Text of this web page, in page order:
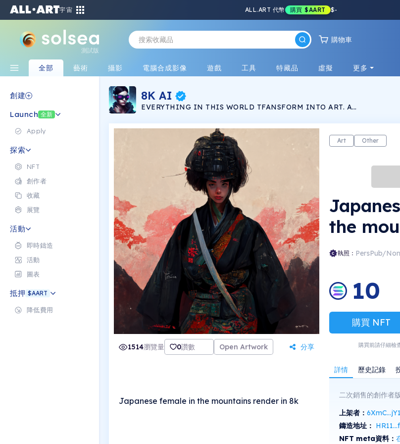
宇宙 ALL.ART 代幣 購買 $AART $-
測試版
購物車
全部 藝術 攝影 電腦合成影像 遊戲 工具 特藏品 虛擬 更多
創建
Launch 全新
Apply
探索
NFT
創作者
收藏
展覽
活動
即時鑄造
活動
圖表
抵押 $AART
降低費用
8K AI
EVERYTHING IN THIS WORLD TFANSFORM INTO ART. A
realistic masterpieces. makes realistic edits to existing images from
a natural texts prompt. over 1000 will be minted follow my twitter
for updates and giveaways .
1514瀏覽量 0讚數 Open Artwork 分享
Japanese female in the mountains render in 8k
Art Other
the
執照： PersPub/
10
購買 NFT
購買前請仔細檢
詳情 歷史記錄
二次銷售的創作者
上架者：
鑄造地址：
NFT meta資料：